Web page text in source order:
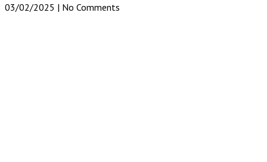
03/02/2025 No Comments